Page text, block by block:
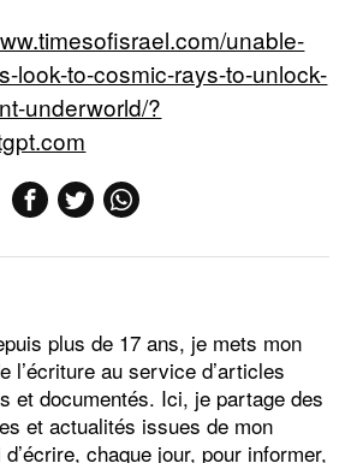
unable-
look-to-cosmic-rays-to-unlock-
underworld/?
plus de 17 ans, je mets mon
l’écriture au service d’articles
et documentés. Ici, je partage des
et actualités issues de mon
chaque jour, pour informer,